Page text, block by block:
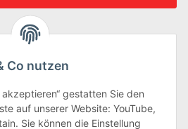
Co nutzen
gestatten Sie den
auf unserer Website: YouTube,
Sie können die Einstellung